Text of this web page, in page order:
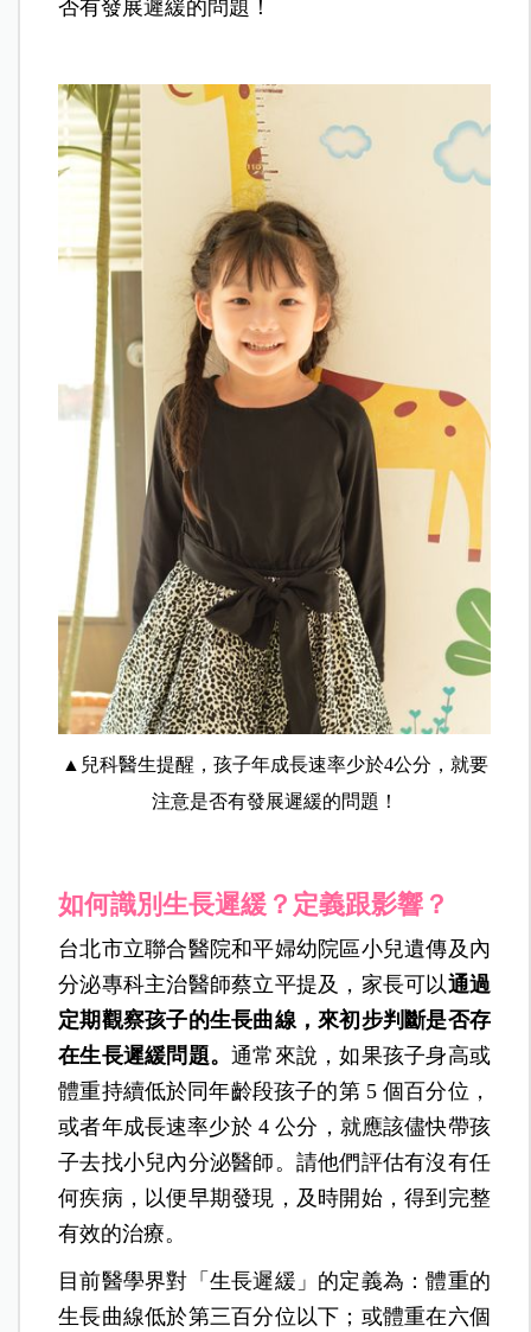
否有發展遲緩的問題！
▲兒科醫生提醒，孩子年成長速率少於4公分，就要
注意是否有發展遲緩的問題！
如何識別生長遲緩？定義跟影響？
台北市立聯合醫院和平婦幼院區小兒遺傳及內
分泌專科主治醫師蔡立平提及，家長可以通過
定期觀察孩子的生長曲線，來初步判斷是否存
在生長遲緩問題。通常來說，如果孩子身高或
體重持續低於同年齡段孩子的第 5 個百分位，
或者年成長速率少於 4 公分，就應該儘快帶孩
子去找小兒內分泌醫師。請他們評估有沒有任
何疾病，以便早期發現，及時開始，得到完整
有效的治療。
目前醫學界對「生長遲緩」的定義為：體重的
生長曲線低於第三百分位以下；或體重在六個